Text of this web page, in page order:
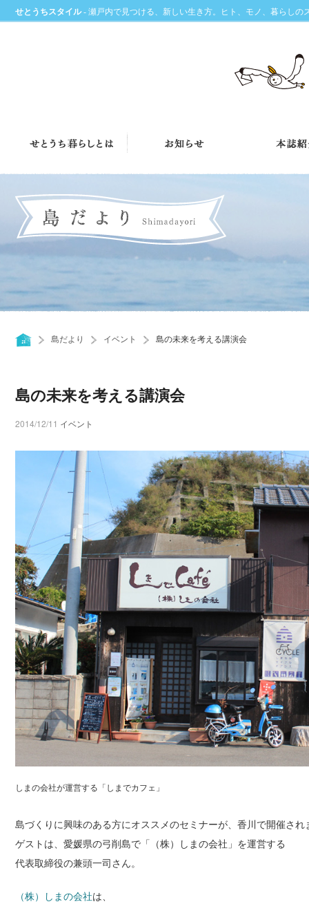
せとうちスタイル - 瀬戸内で見つける、新しい生き方。ヒト、モノ、暮らしの
島だより イベント 島の未来を考える講演会
島の未来を考える講演会
2014/12/11 イベント
しまの会社が運営する「しまでカフェ」
島づくりに興味のある方にオススメのセミナーが、香川で開催され
ゲストは、愛媛県の弓削島で「（株）しまの会社」を運営する
代表取締役の兼頭一司さん。
（株）しまの会社は、